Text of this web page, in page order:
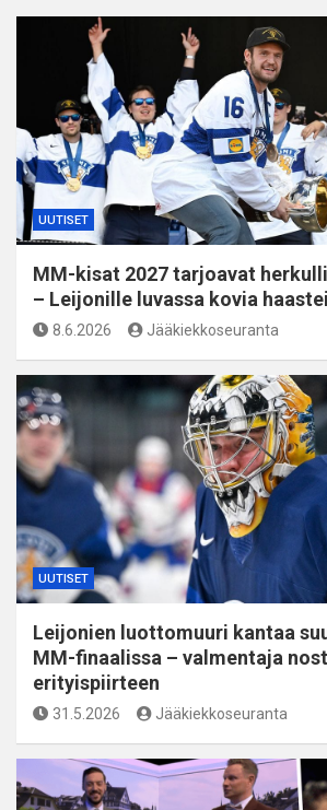
UUTISET
MM-kisat 2027 tarjoavat
– Leijonille luvassa kovia
8.6.2026 Jääkiekkoseuranta
UUTISET
Leijonien luottomuuri kantaa
MM-finaalissa – valmentaja
erityispiirteen
31.5.2026 Jääkiekkoseuranta